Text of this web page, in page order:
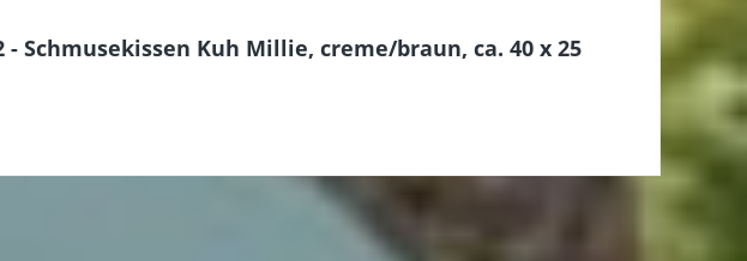
Schmusekissen Kuh Millie, creme/braun, ca. 40 x 25